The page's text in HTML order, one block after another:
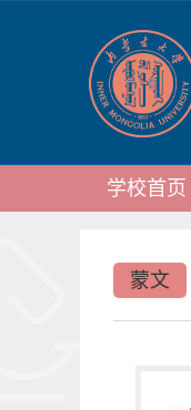
学校首页
蒙文